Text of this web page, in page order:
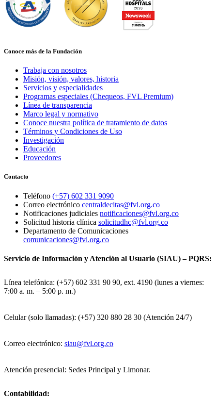
Conoce más de la Fundación
Trabaja con nosotros
Misión, visión, valores, historia
Servicios y especialidades
Programas especiales (Chequeos, FVL Premium)
Línea de transparencia
Marco legal y normativo
Conoce nuestra política de tratamiento de datos
Términos y Condiciones de Uso
Investigación
Educación
Proveedores
Contacto
Teléfono (+57) 602 331 9090
Correo electrónico centraldecitas@fvl.org.co
Notificaciones judiciales notificaciones@fvl.org.co
Solicitud historia clínica solicitudhc@fvl.org.co
Departamento de Comunicaciones
comunicaciones@fvl.org.co
Servicio de Información y Atención al Usuario (SIAU) – PQRS:
Línea telefónica: (+57) 602 331 90 90, ext. 4190 (lunes a viernes:
7:00 a. m. – 5:00 p. m.)
Celular (solo llamadas): (+57) 320 880 28 30 (Atención 24/7)
Correo electrónico: siau@fvl.org.co
Atención presencial: Sedes Principal y Limonar.
Contabilidad: